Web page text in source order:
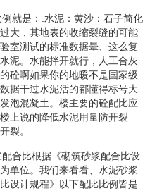
就是：.水泥：黄沙：石子简化
大，其地表的收缩裂缝的可能
室测试的标准数据晕、这么复
泥。水能拌开就行，人工合灰
砼啊如果你的地暖不是国家级
据干过水泥活的都懂得标号大
泡混凝土。楼主要的砼配比应
上说的降低水泥用量防开裂
裂。
合比根据《砌筑砂浆配合比设
单位。我们来看看、水泥砂浆
设计规程》以下配比比例皆是